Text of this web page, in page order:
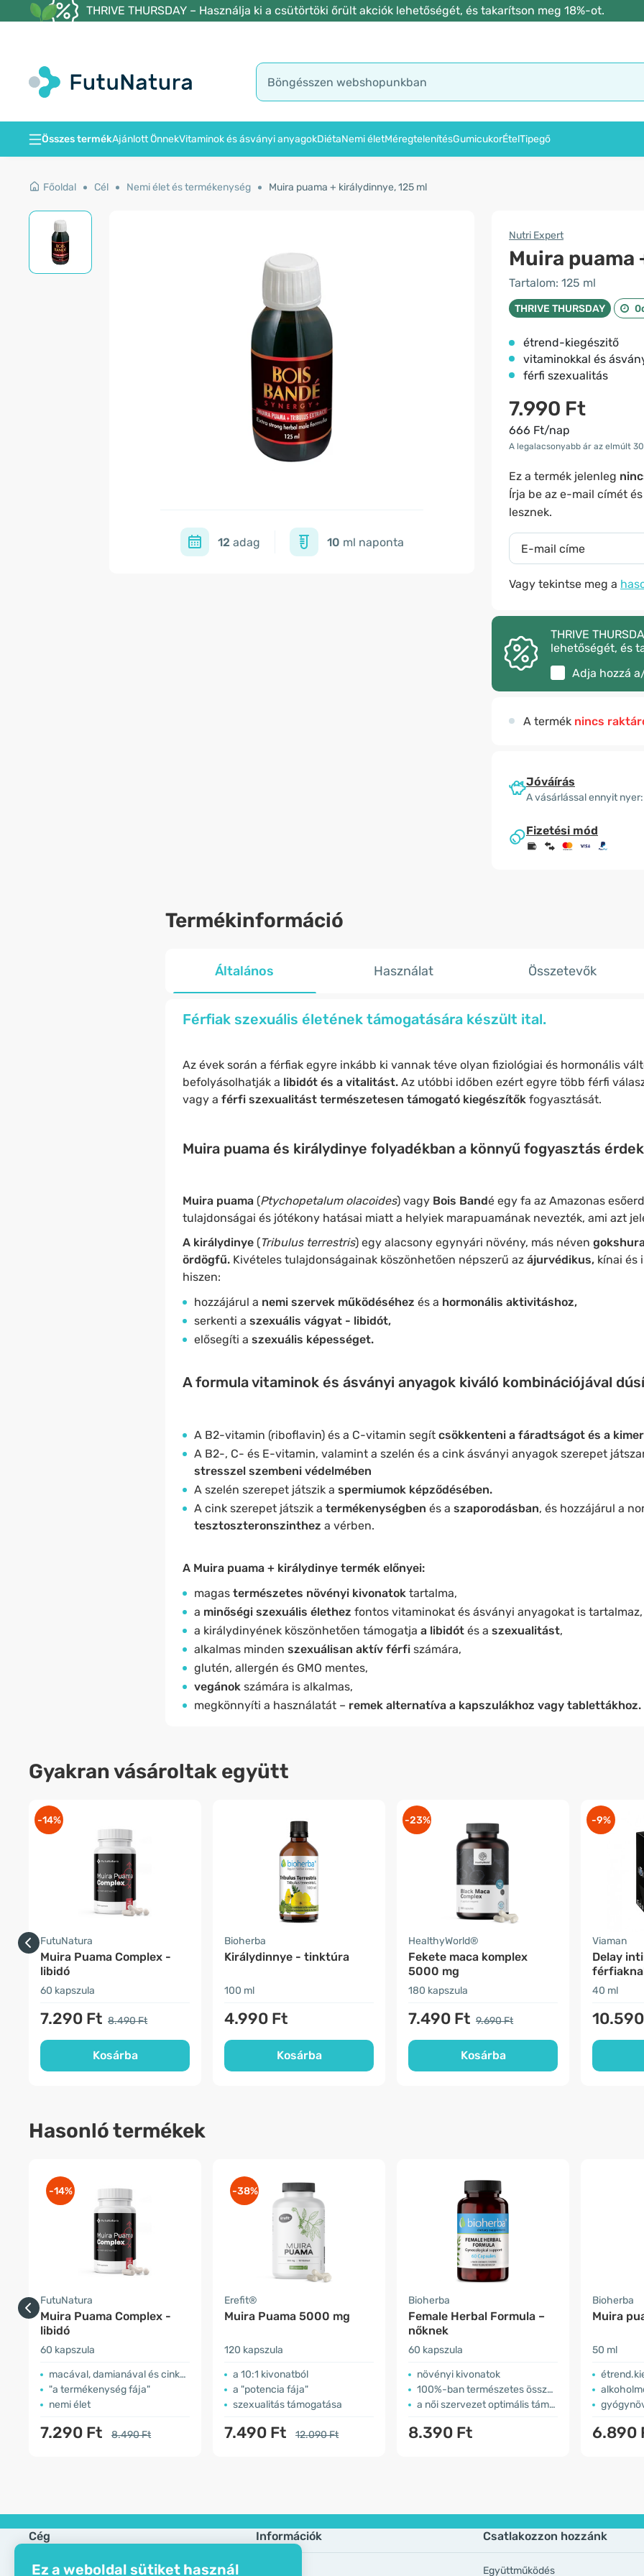
Ez a weboldal sütiket használ
THRIVE THURSDAY – Használja ki a csütörtöki őrült akciók lehetőségét, és takarítson meg 18%-ot.
Összes termékAjánlott ÖnnekVitaminok és ásványi anyagokDiétaNemi életMéregtelenítésGumicukorÉtelTipegő
Főoldal Cél Nemi élet és termékenység Muira puama + királydinnye, 125 ml
12 adag 10 ml naponta
Nutri Expert
Muira puama
Tartalom: 125 ml
THRIVE THURSDAY
étrend-kiegészitő
vitaminokkal és
férfi szexualitás
7.990 Ft
666 Ft/nap
A legalacsonyabb ár az elmúlt
Ez a termék jelenleg
Írja be az e-mail címét
lesznek.
Vagy tekintse meg a
THRIVE
lehetőségét, és
Adja hozzá
A termék nincs
Jóváírás
A vásárlással ennyit
Fizetési mód
Termékinformáció
Általános Használat Összetevők
Férfiak szexuális életének támogatására készült ital.
Az évek során a férfiak egyre inkább ki vannak téve olyan fiziológiai és hormonális
befolyásolhatják a libidót és a vitalitást.Az utóbbi időben ezért egyre több férfi
vagy a férfi szexualitást természetesen támogató kiegészítőkfogyasztását.
Muira puama és királydinye folyadékban a könnyű fogyasztás
Muira puama(Ptychopetalum olacoides) vagy Bois Bandé egy fa az Amazonas
tulajdonságai és jótékony hatásai miatt a helyiek marapuamának nevezték, ami azt
A királydinye(Tribulus terrestris) egy alacsony egynyári növény, más néven
ördögfű.Kivételes tulajdonságainak köszönhetően népszerű az ájurvédikus,kínai és
hiszen:
hozzájárul a nemi szervek működéséhez és a hormonális aktivitáshoz,
serkenti a szexuális vágyat - libidót,
elősegíti a szexuális képességet.
A formula vitaminok és ásványi anyagok kiváló kombinációjával
A B2-vitamin (riboflavin) és a C-vitamin segít csökkenteni a fáradtságot és a
A B2-, C- és E-vitamin, valamint a szelén és a cink ásványi anyagok szerepet
stresszel szembeni védelmében
A szelén szerepet játszik a spermiumok képződésében.
A cink szerepet játszik a termékenységben és a szaporodásban, és hozzájárul a
tesztoszteronszinthez a vérben.
A Muira puama + királydinye termék előnyei:
magas természetes növényi kivonatok tartalma,
a minőségi szexuális élethez fontos vitaminokat és ásványi anyagokat is tartalmaz,
a királydinyének köszönhetően támogatja a libidótés a szexualitást,
alkalmas minden szexuálisan aktív férfiszámára,
glutén, allergén és GMO mentes,
vegánok számára is alkalmas,
megkönnyíti a használatát – remek alternatíva a kapszulákhoz vagy tablettákhoz.
Gyakran vásároltak együtt
-14%
FutuNatura
Muira Puama Complex -
libidó
60 kapszula
7.290 Ft 8.490 Ft
Kosárba
Bioherba
Királydinnye - tinktúra
100 ml
4.990 Ft
Kosárba
-23%
HealthyWorld®
Fekete maca komplex
5000 mg
180 kapszula
7.490 Ft 9.690 Ft
Kosárba
-9%
Viaman
Delay
40 ml
Hasonló termékek
-14%
FutuNatura
Muira Puama Complex -
libidó
60 kapszula
macával, damianával és cinkkel
"​a termékenység fája"
nemi élet
7.290 Ft 8.490 Ft
-38%
Erefit®
Muira Puama 5000 mg
120 kapszula
a 10:1 kivonatból
a "potencia fája"
szexualitás támogatása
7.490 Ft 12.090 Ft
Bioherba
Female Herbal Formula –
nőknek
60 kapszula
növényi kivonatok
100%-ban természetes összetevők
a női szervezet optimális támogatására
8.390 Ft
Bioherba
Muira
50 ml
6.890
Cég
Öko tanusítvány
Információk Csatlakozzon hozzánk
Együttműködés